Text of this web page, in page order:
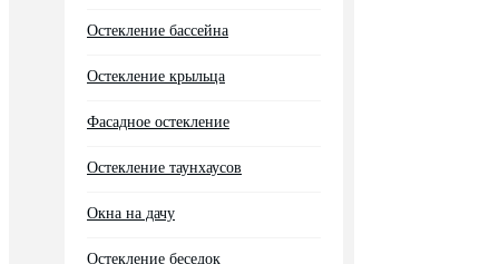
Остекление бассейна
Остекление крыльца
Фасадное остекление
Остекление таунхаусов
Окна на дачу
Остекление беседок